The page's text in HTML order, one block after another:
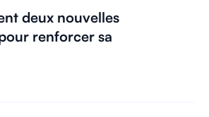
deux nouvelles
renforcer sa